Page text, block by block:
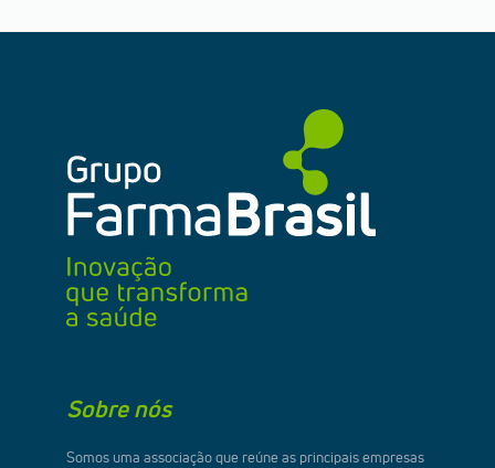
Sobre nós
Somos uma associação que reúne as principais empresas